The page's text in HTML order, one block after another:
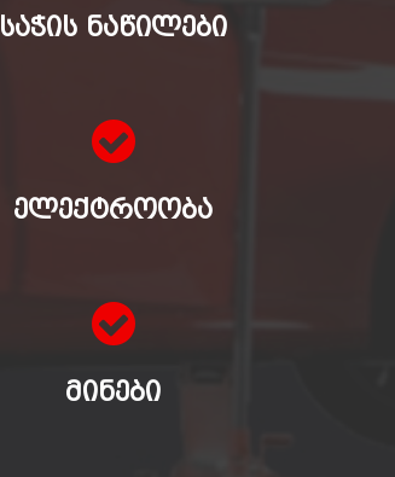
ᲡᲐᲭᲘᲡ ᲜᲐᲬᲘᲚᲔᲑᲘ
ᲔᲚᲔᲥᲢᲠᲝᲝᲑᲐ
ᲛᲘᲜᲔᲑᲘ